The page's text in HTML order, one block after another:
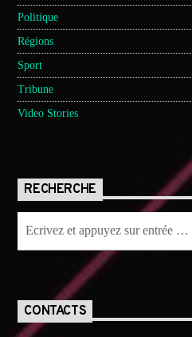
Politique
Régions
Sport
Tribune
Video Stories
RECHERCHE
CONTACTS